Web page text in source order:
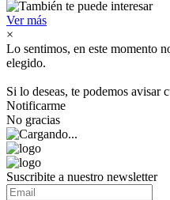
Ver más
×
Lo sentimos, en este momento
elegido.
Si lo deseas, te podemos avisar
Notificarme
No gracias
Suscribite a nuestro newsletter